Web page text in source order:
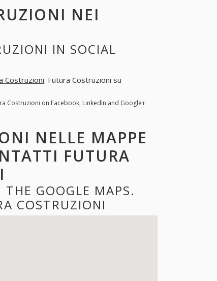
NEI
IN SOCIAL
Costruzioni. Futura Costruzioni su
Costruzioni on Facebook, LinkedIn and Google+
NELLE MAPPE
FUTURA
GOOGLE MAPS.
COSTRUZIONI